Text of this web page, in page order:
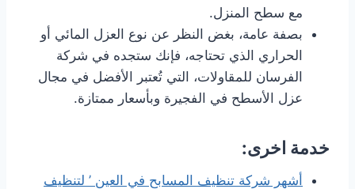
مع سطح المنزل.
بصفة عامة، بغض النظر عن نوع العزل المائي أو
الحراري الذي تحتاجه، فإنك ستجده في شركة
الفرسان للمقاولات، التي تُعتبر الأفضل في مجال
عزل الأسطح في الفجيرة وبأسعار ممتازة.
خدمة اخرى:
أشهر شركة تنظيف المسابح في العين ’ لتنظيف